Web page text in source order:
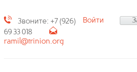
Звоните: +7 (926)
69 33 018
ramil@trinion.org
Войти